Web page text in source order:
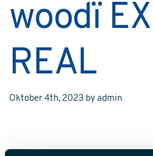
woodï
REAL
Oktober 4th, 2023 by admin